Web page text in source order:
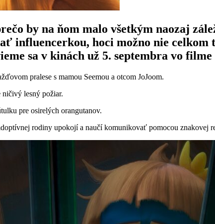
by na ňom malo všetkým naozaj
influencerkou, hoci možno nie celkom
sa v kinách už 5. septembra vo
pralese s mamou Seemou a otcom JoJoom.
lesný požiar.
pre osirelých orangutanov.
rodiny upokojí a naučí komunikovať pomocou znakovej